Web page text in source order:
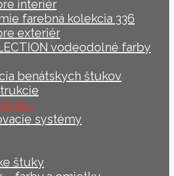
interiér
farebná kolekcia 336
exteriér
vodeodolné farby
benátskych štukov
systémy
štuky